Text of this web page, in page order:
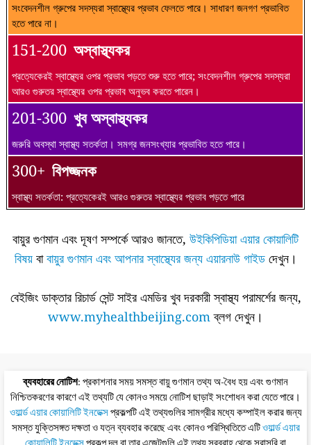
সংবেদনশীল গ্রুপের সদস্যরা স্বাস্থ্যের প্রভাব ফেলতে পারে। সাধারণ জনগণ প্রভাবিত
হতে পারে না।
151-200 অস্বাস্থ্যকর
প্রত্যেকেরই স্বাস্থ্যের ওপর প্রভাব পড়তে শুরু হতে পারে; সংবেদনশীল গ্রুপের সদস্যরা
আরও গুরুতর স্বাস্থ্যের ওপর প্রভাব অনুভব করতে পারেন।
201-300 খুব অস্বাস্থ্যকর
জরুরি অবস্থা স্বাস্থ্য সতর্কতা। সমগ্র জনসংখ্যার প্রভাবিত হতে পারে।
300+ বিপজ্জনক
স্বাস্থ্য সতর্কতা: প্রত্যেকেরই আরও গুরুতর স্বাস্থ্যের প্রভাব পড়তে পারে
বায়ুর গুণমান এবং দূষণ সম্পর্কে আরও জানতে, উইকিপিডিয়া এয়ার কোয়ালিটি
বিষয়বাবায়ুর গুণমান এবং আপনার স্বাস্থ্যের জন্য এয়ারনাউ গাইডদেখুন।
বেইজিং ডাক্তার রিচার্ড সেন্ট সাইর এমডির খুব দরকারী স্বাস্থ্য পরামর্শের জন্য,
www.myhealthbeijing.comব্লগ দেখুন।
ব্যবহারের নোটিশ: প্রকাশনার সময় সমস্ত বায়ু গুণমান তথ্য অ-বৈধ হয় এবং গুণমান
নিশ্চিতকরণের কারণে এই তথ্যটি যে কোনও সময়ে নোটিশ ছাড়াই সংশোধন করা যেতে পারে।
ওয়ার্ল্ড এয়ার কোয়ালিটি ইনডেক্সপ্রকল্পটি এই তথ্যগুলির সামগ্রীর মধ্যে কম্পাইল করার জন্য
সমস্ত যুক্তিসঙ্গত দক্ষতা ও যত্ন ব্যবহার করেছে এবং কোনও পরিস্থিতিতে এটিওয়ার্ল্ড এয়ার